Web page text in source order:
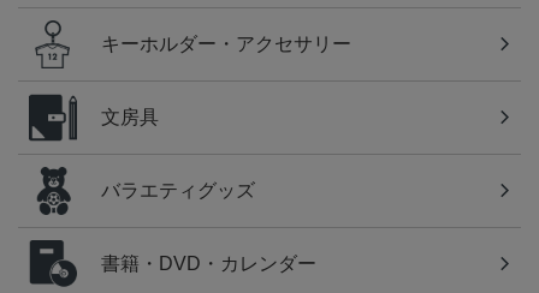
キーホルダー・アクセサリー
文房具
バラエティグッズ
書籍・DVD・カレンダー